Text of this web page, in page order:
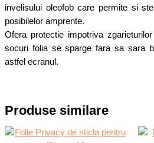
invelisului oleofob care permite si
posibilelor amprente.
Ofera protectie impotriva
socuri folia se sparge fara sa sara
astfel ecranul.
Produse similare